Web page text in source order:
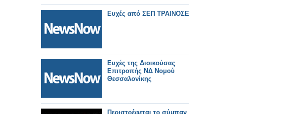
Ευχές από ΣΕΠ ΤΡΑΙΝΟΣΕ
Ευχές της Διοικούσας
Επιτροπής ΝΔ Νομού
Θεσσαλονίκης
Περιστρέφεται το σύμπαν